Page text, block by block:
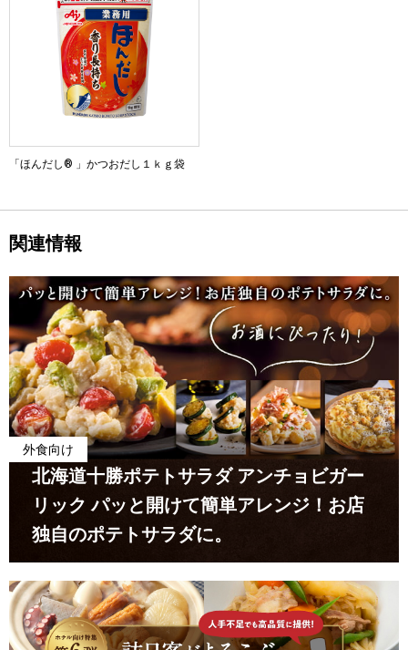
「ほんだし® 」かつおだし１ｋｇ袋
関連情報
外食向け
北海道十勝ポテトサラダ アンチョビガー
リック パッと開けて簡単アレンジ！お店
独自のポテトサラダに。